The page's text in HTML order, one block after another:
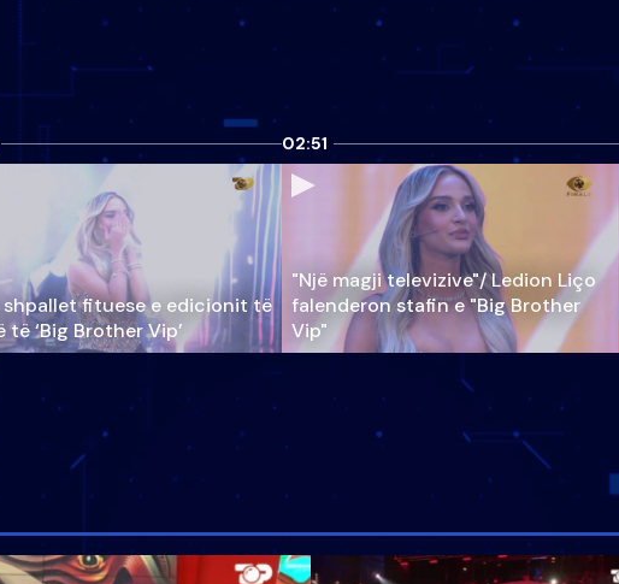
shpallet fituese e edicionit të
të ‘Big Brother Vip’
02:51
"Një magji televizive"/ Ledion Liço
falenderon stafin e "Big Brother
Vip"